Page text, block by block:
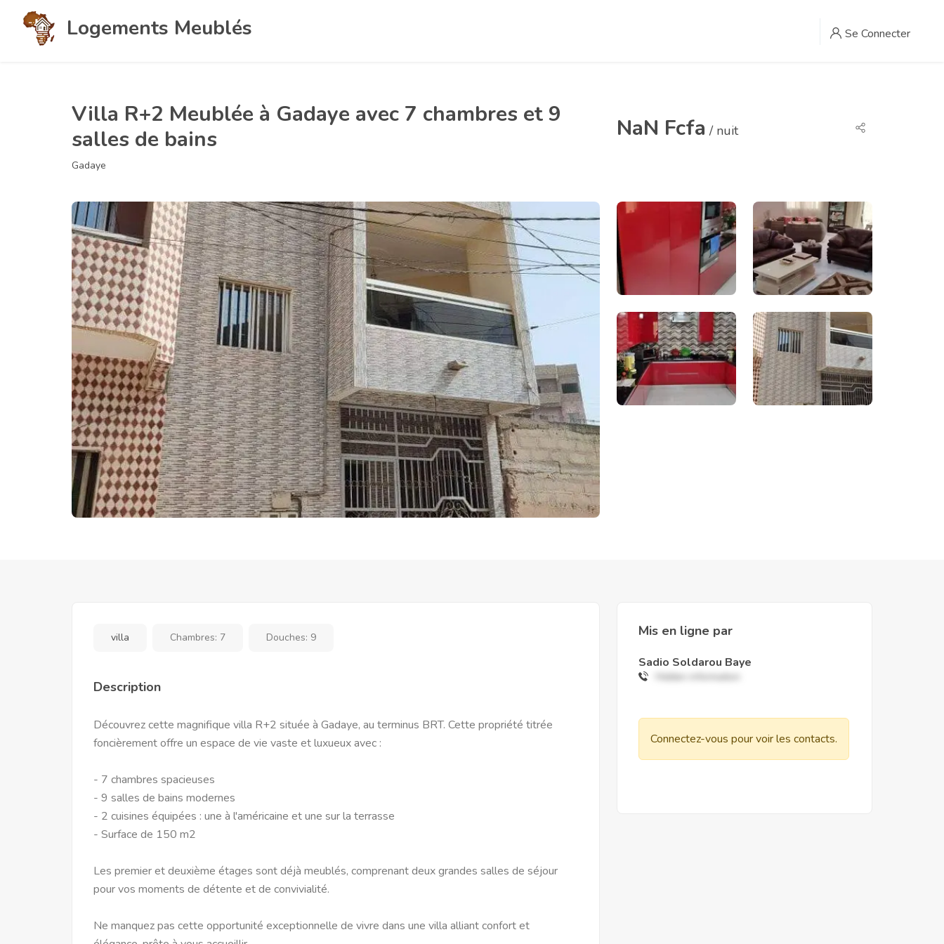
Logements Meublés Se Connecter
Villa R+2 Meublée à Gadaye avec 7 chambres et 9
salles de bains
Gadaye
NaN Fcfa / nuit
villa Chambres: 7 Douches: 9
Description
Découvrez cette magnifique villa R+2 située à Gadaye, au terminus BRT. Cette propriété titrée
foncièrement offre un espace de vie vaste et luxueux avec :
- 7 chambres spacieuses
- 9 salles de bains modernes
- 2 cuisines équipées : une à l'américaine et une sur la terrasse
- Surface de 150 m2
Les premier et deuxième étages sont déjà meublés, comprenant deux grandes salles de séjour
pour vos moments de détente et de convivialité.
Ne manquez pas cette opportunité exceptionnelle de vivre dans une villa alliant confort et
Mis en ligne par
Sadio Soldarou Baye
Hidden information
Connectez-vous pour voir les contacts.